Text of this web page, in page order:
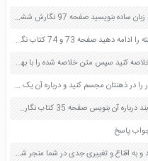
یکی از حکایت هایی را که تا به حال شنیده اید به زبان ساده بنویسید صفحه 97 نگارش ششم دبستان
یکی از متن های ناتمام زیر را انتخاب کنید و نوشته را ادامه دهید صفحه 73 و 74 کتاب نگارش فارسی پنجم دبستان
یکی از درس های مندرج در کتاب درسی خود را خلاصه کنید سپس متن خلاصه شده را با بهره گیری از روش های دسته بندی نمودار جدول نقشه مفهومی نشان دهید صفحه 118 نگارش یازدهم
یکی از صدا های آبشار به هم خوردن برگ ها زنبور را در ذهنتان مجسم کنید و درباره آن یک بند بنویسید صفحه 11 نگارش پنجم
یکی از دو موضوع را به دلخواه انتخاب کن و یک بند درباره آن بنویس صفحه 35 کتاب نگارش فارسی سوم
پاسخ
یکی از موثرترین پیام هایی را که دریافت کرده اید و به اقناع و تغییری جدی در شما منجر شده است برسی کنید و علت این تاثیر گذاری قابل توجه را بنویسید صفحه 52 تفکر و سواد رسانه ای دهم